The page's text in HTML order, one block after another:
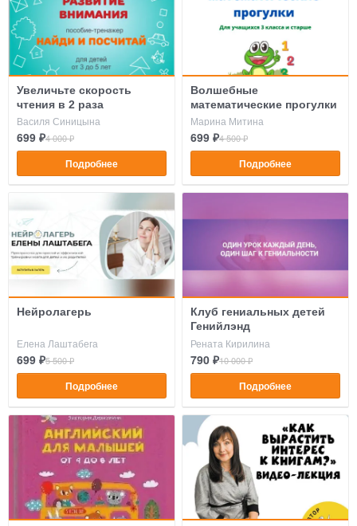
Увеличьте скорость
чтения в 2 раза
Василя Синицына
699 ₽4 000 ₽
Подробнее
Волшебные
математические прогулки
Марина Митина
699 ₽4 500 ₽
Подробнее
Нейролагерь
Елена Лаштабега
699 ₽5 500 ₽
Подробнее
Клуб гениальных детей
Генийлэнд
Рената Кирилина
790 ₽10 000 ₽
Подробнее